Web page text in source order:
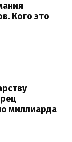
Кого это
миллиарда